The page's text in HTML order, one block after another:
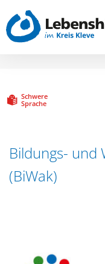
Hauptnavigation
Schwere
Sprache
Bildungs- und
(BiWak)